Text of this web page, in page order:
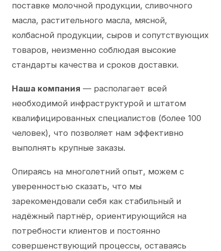
поставке молочной продукции, сливочного
масла, растительного масла, мясной,
колбасной продукции, сыров и сопутствующих
товаров, неизменно соблюдая высокие
стандарты качества и сроков доставки.
Наша компания — располагает всей
необходимой инфраструктурой и штатом
квалифицированных специалистов (более 100
человек), что позволяет нам эффективно
выполнять крупные заказы.
Опираясь на многолетний опыт, можем с
уверенностью сказать, что мы
зарекомендовали себя как стабильный и
надёжный партнёр, ориентирующийся на
потребности клиентов и постоянно
совершенствующий процессы, оставаясь